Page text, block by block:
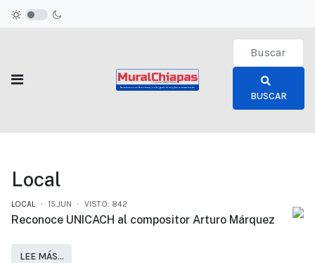
Type 2 or
BUSCAR
Local
LOCAL 15.JUN VISTO: 842
Reconoce UNICACH al compositor Arturo Márquez
LEE MÁS…